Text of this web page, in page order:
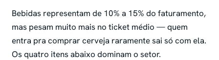
Bebidas representam de 10% a 15% do faturamento,
mas pesam muito mais no ticket médio — quem
entra pra comprar cerveja raramente sai só com ela.
Os quatro itens abaixo dominam o setor.